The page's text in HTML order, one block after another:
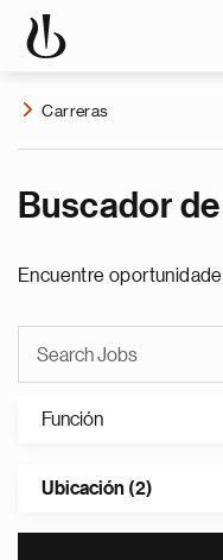
Carreras
Buscador
Encuentre
Función
Ubicación (2)